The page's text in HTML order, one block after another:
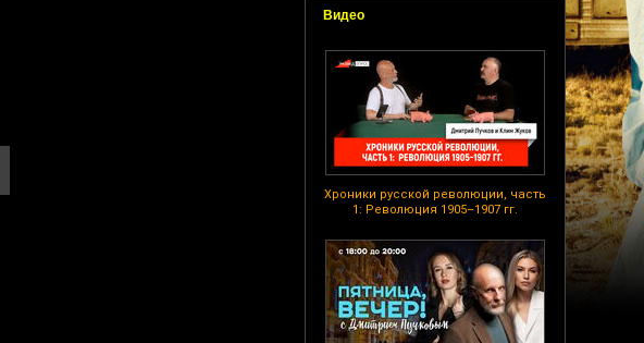
Видео
Хроники русской революции, часть
1: Революция 1905–1907 гг.